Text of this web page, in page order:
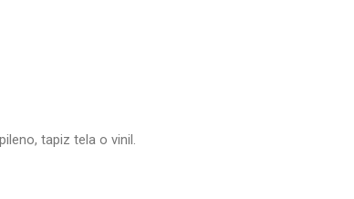
tapiz tela o vinil.